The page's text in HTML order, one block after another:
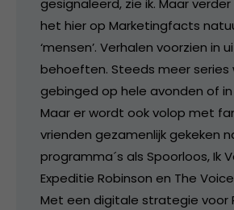
gesignaleerd, zie ik. Maar
het hier op Marketingfacts
‘mensen’. Verhalen voorzien in
behoeften. Steeds meer series
gebinged op hele avonden of
Maar er wordt ook volop met
vrienden gezamenlijk gekeken
programma´s als Spoorloos, Ik
Expeditie Robinson en The
Met een digitale strategie voor